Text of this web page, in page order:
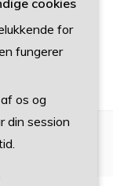
cookies
for
fungerer
os og
din session